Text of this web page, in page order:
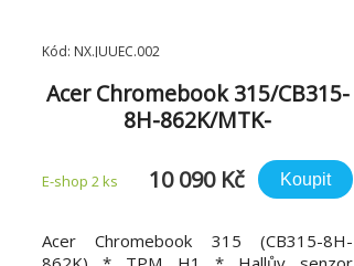
Kód: NX.JUUEC.002
Acer Chromebook 315/CB315-
8H-862K/MTK-
8GB/Mali
G57/Chrome/Silver/2R
E-shop 2 ks 10 090 Kč Koupit
Acer Chromebook 315 (CB315-8H-